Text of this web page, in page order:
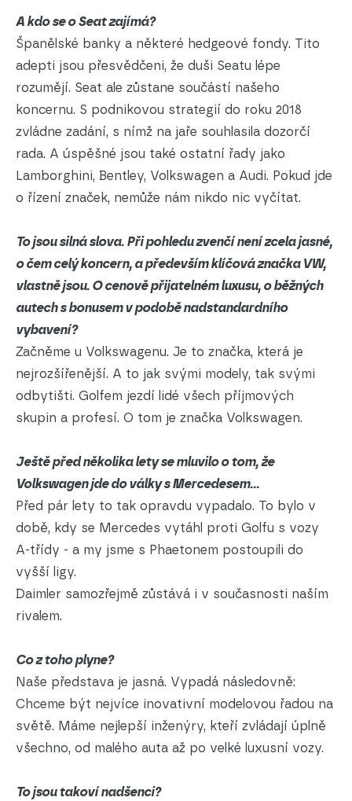
A kdo se o Seat zajímá?
Španělské banky a některé hedgeové fondy. Tito
adepti jsou přesvědčeni, že duši Seatu lépe
rozumějí. Seat ale zůstane součástí našeho
koncernu. S podnikovou strategií do roku 2018
zvládne zadání, s nímž na jaře souhlasila dozorčí
rada. A úspěšné jsou také ostatní řady jako
Lamborghini, Bentley, Volkswagen a Audi. Pokud jde
o řízení značek, nemůže nám nikdo nic vyčítat.
To jsou silná slova. Při pohledu zvenčí není zcela jasné,
o čem celý koncern, a především klíčová značka VW,
vlastně jsou. O cenově přijatelném luxusu, o běžných
autech s bonusem v podobě nadstandardního
vybavení?
Začněme u Volkswagenu. Je to značka, která je
nejrozšířenější. A to jak svými modely, tak svými
odbytišti. Golfem jezdí lidé všech příjmových
skupin a profesí. O tom je značka Volkswagen.
Ještě před několika lety se mluvilo o tom, že
Volkswagen jde do války s Mercedesem...
Před pár lety to tak opravdu vypadalo. To bylo v
době, kdy se Mercedes vytáhl proti Golfu s vozy
A-třídy - a my jsme s Phaetonem postoupili do
vyšší ligy.
Daimler samozřejmě zůstává i v současnosti naším
rivalem.
Co z toho plyne?
Naše představa je jasná. Vypadá následovně:
Chceme být nejvíce inovativní modelovou řadou na
světě. Máme nejlepší inženýry, kteří zvládají úplně
všechno, od malého auta až po velké luxusní vozy.
To jsou takoví nadšenci?